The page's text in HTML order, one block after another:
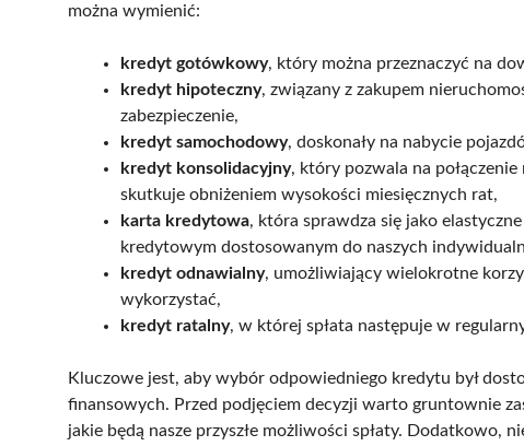
można wymienić:
kredyt gotówkowy, który można przeznaczyć na
kredyt hipoteczny, związany z zakupem
zabezpieczenie,
kredyt samochodowy, doskonały na nabycie
kredyt konsolidacyjny, który pozwala na
skutkuje obniżeniem wysokości miesięcznych rat,
karta kredytowa, która sprawdza się jako
kredytowym dostosowanym do naszych
kredyt odnawialny, umożliwiający wielokrotne
wykorzystać,
kredyt ratalny, w której spłata następuje w
Kluczowe jest, aby wybór odpowiedniego kredytu był
finansowych. Przed podjęciem decyzji warto gruntownie
jakie będą nasze przyszłe możliwości spłaty.